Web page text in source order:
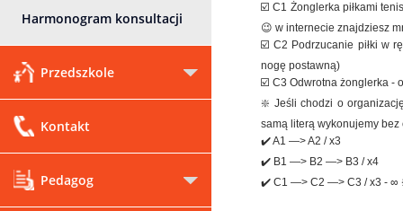
Harmonogram konsultacji
Przedszkole
Kontakt
Pedagog
☑️ C1 Żonglerka piłkami
😉 w internecie znajdziesz
☑️ C2 Podrzucanie piłki w
nogę postawną)
☑️ C3 Odwrotna żonglerka -
❇️ Jeśli chodzi o
samą literą wykonujemy
✔️ A1 —> A2 / x3
✔️ B1 —> B2 —> B3 / x4
✔️ C1 —> C2 —> C3 / x3 - ∞